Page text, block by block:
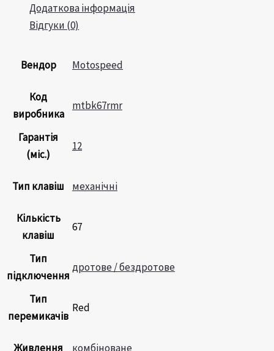
Додаткова інформація
Відгуки (0)
Вендор Motospeed
Код
виробника
mtbk67rmr
Гарантія
(міс.)
12
Тип клавіш механічні
Кількість
клавіш
67
Тип
підключення
дротове / бездротове
Тип
перемикачів
Red
Живлення комбіноване